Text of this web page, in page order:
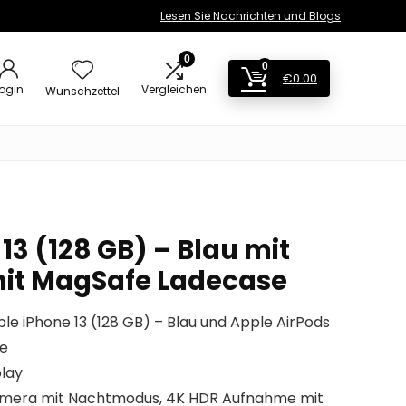
Lesen Sie Nachrichten und Blogs
Wunschzettel
0
Vergleichen
0
€0.00
(128 GB) – Blau mit
MagSafe Ladecase
iPhone 13 (128 GB) – Blau und Apple AirPods
mit Nachtmodus, 4K HDR Aufnahme mit